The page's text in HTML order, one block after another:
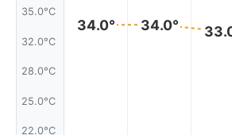
35.0°C
32.0°C
28.0°C
25.0°C
22.0°C
34.0° 34.0°